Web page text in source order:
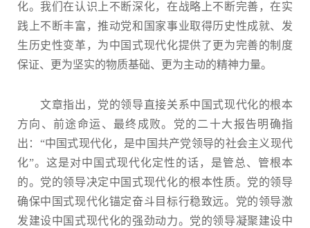
化。我们在认识上不断深化，在战略上不断完善，在实
践上不断丰富，推动党和国家事业取得历史性成就、发
生历史性变革，为中国式现代化提供了更为完善的制度
保证、更为坚实的物质基础、更为主动的精神力量。
文章指出，党的领导直接关系中国式现代化的根本
方向、前途命运、最终成败。党的二十大报告明确指
出：“中国式现代化，是中国共产党领导的社会主义现代
化”。这是对中国式现代化定性的话，是管总、管根本
的。党的领导决定中国式现代化的根本性质。党的领导
确保中国式现代化锚定奋斗目标行稳致远。党的领导激
发建设中国式现代化的强劲动力。党的领导凝聚建设中